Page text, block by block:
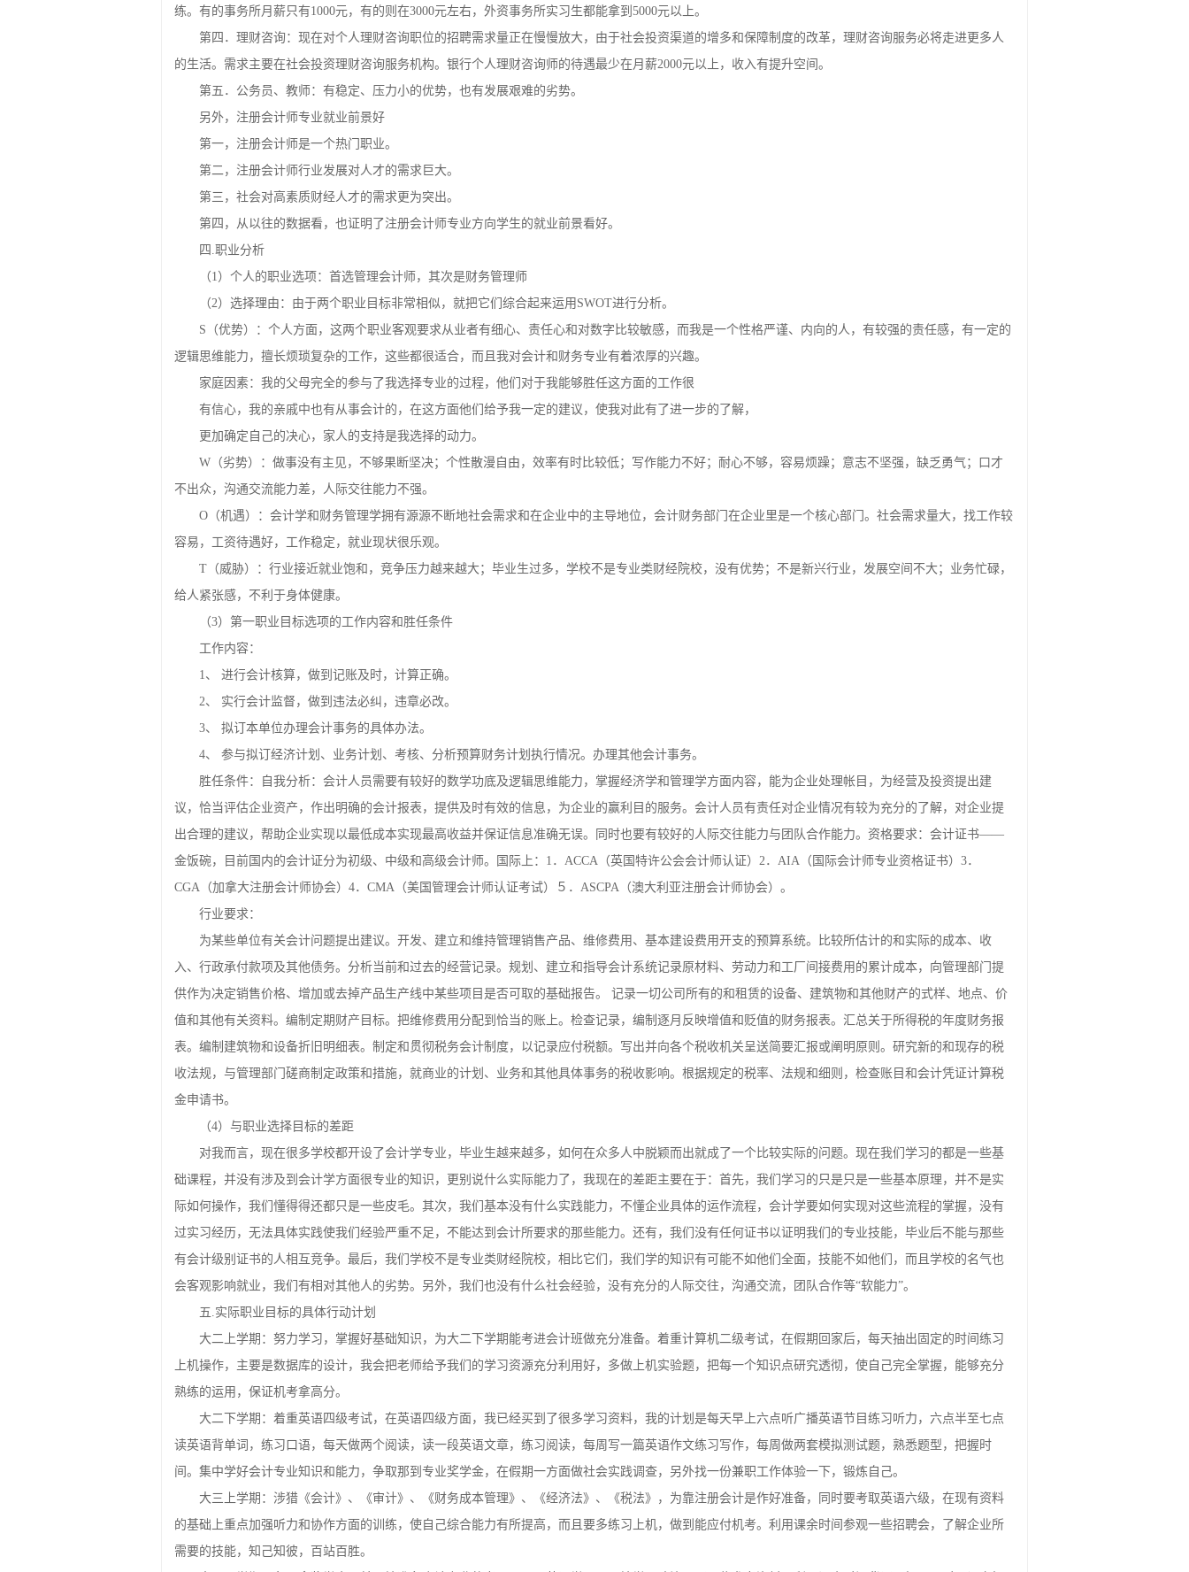
西，对于一个审计项目，必须从头跟到尾，包括和送审单位的沟通等等，能充分锻炼能力，对团队合作以及国际会计准则、专业性、意志等方面能给予磨
练。有的事务所月薪只有1000元，有的则在3000元左右，外资事务所实习生都能拿到5000元以上。
第四．理财咨询：现在对个人理财咨询职位的招聘需求量正在慢慢放大，由于社会投资渠道的增多和保障制度的改革，理财咨询服务必将走进更多人
的生活。需求主要在社会投资理财咨询服务机构。银行个人理财咨询师的待遇最少在月薪2000元以上，收入有提升空间。
第五．公务员、教师：有稳定、压力小的优势，也有发展艰难的劣势。
另外，注册会计师专业就业前景好
第一，注册会计师是一个热门职业。
第二，注册会计师行业发展对人才的需求巨大。
第三，社会对高素质财经人才的需求更为突出。
第四，从以往的数据看，也证明了注册会计师专业方向学生的就业前景看好。
四.职业分析
（1）个人的职业选项：首选管理会计师，其次是财务管理师
（2）选择理由：由于两个职业目标非常相似，就把它们综合起来运用SWOT进行分析。
S（优势）：个人方面，这两个职业客观要求从业者有细心、责任心和对数字比较敏感，而我是一个性格严谨、内向的人，有较强的责任感，有一定的
逻辑思维能力，擅长烦琐复杂的工作，这些都很适合，而且我对会计和财务专业有着浓厚的兴趣。
家庭因素：我的父母完全的参与了我选择专业的过程，他们对于我能够胜任这方面的工作很
有信心，我的亲戚中也有从事会计的，在这方面他们给予我一定的建议，使我对此有了进一步的了解，
更加确定自己的决心，家人的支持是我选择的动力。
W（劣势）：做事没有主见，不够果断坚决；个性散漫自由，效率有时比较低；写作能力不好；耐心不够，容易烦躁；意志不坚强，缺乏勇气；口才
不出众，沟通交流能力差，人际交往能力不强。
O（机遇）：会计学和财务管理学拥有源源不断地社会需求和在企业中的主导地位，会计财务部门在企业里是一个核心部门。社会需求量大，找工作较
容易，工资待遇好，工作稳定，就业现状很乐观。
T（威胁）：行业接近就业饱和，竞争压力越来越大；毕业生过多，学校不是专业类财经院校，没有优势；不是新兴行业，发展空间不大；业务忙碌，
给人紧张感，不利于身体健康。
（3）第一职业目标选项的工作内容和胜任条件
工作内容：
1、 进行会计核算，做到记账及时，计算正确。
2、 实行会计监督，做到违法必纠，违章必改。
3、 拟订本单位办理会计事务的具体办法。
4、 参与拟订经济计划、业务计划、考核、分析预算财务计划执行情况。办理其他会计事务。
胜任条件：自我分析：会计人员需要有较好的数学功底及逻辑思维能力，掌握经济学和管理学方面内容，能为企业处理帐目，为经营及投资提出建
议，恰当评估企业资产，作出明确的会计报表，提供及时有效的信息，为企业的赢利目的服务。会计人员有责任对企业情况有较为充分的了解，对企业提
出合理的建议，帮助企业实现以最低成本实现最高收益并保证信息准确无误。同时也要有较好的人际交往能力与团队合作能力。资格要求：会计证书——
金饭碗，目前国内的会计证分为初级、中级和高级会计师。国际上：1．ACCA（英国特许公会会计师认证）2．AIA（国际会计师专业资格证书）3．
CGA（加拿大注册会计师协会）4．CMA（美国管理会计师认证考试）５．ASCPA（澳大利亚注册会计师协会）。
行业要求：
为某些单位有关会计问题提出建议。开发、建立和维持管理销售产品、维修费用、基本建设费用开支的预算系统。比较所估计的和实际的成本、收
入、行政承付款项及其他债务。分析当前和过去的经营记录。规划、建立和指导会计系统记录原材料、劳动力和工厂间接费用的累计成本，向管理部门提
供作为决定销售价格、增加或去掉产品生产线中某些项目是否可取的基础报告。 记录一切公司所有的和租赁的设备、建筑物和其他财产的式样、地点、价
值和其他有关资料。编制定期财产目标。把维修费用分配到恰当的账上。检查记录，编制逐月反映增值和贬值的财务报表。汇总关于所得税的年度财务报
表。编制建筑物和设备折旧明细表。制定和贯彻税务会计制度，以记录应付税额。写出并向各个税收机关呈送简要汇报或阐明原则。研究新的和现存的税
收法规，与管理部门磋商制定政策和措施，就商业的计划、业务和其他具体事务的税收影响。根据规定的税率、法规和细则，检查账目和会计凭证计算税
金申请书。
（4）与职业选择目标的差距
对我而言，现在很多学校都开设了会计学专业，毕业生越来越多，如何在众多人中脱颖而出就成了一个比较实际的问题。现在我们学习的都是一些基
础课程，并没有涉及到会计学方面很专业的知识，更别说什么实际能力了，我现在的差距主要在于：首先，我们学习的只是只是一些基本原理，并不是实
际如何操作，我们懂得得还都只是一些皮毛。其次，我们基本没有什么实践能力，不懂企业具体的运作流程，会计学要如何实现对这些流程的掌握，没有
过实习经历，无法具体实践使我们经验严重不足，不能达到会计所要求的那些能力。还有，我们没有任何证书以证明我们的专业技能，毕业后不能与那些
有会计级别证书的人相互竞争。最后，我们学校不是专业类财经院校，相比它们，我们学的知识有可能不如他们全面，技能不如他们，而且学校的名气也
会客观影响就业，我们有相对其他人的劣势。另外，我们也没有什么社会经验，没有充分的人际交往，沟通交流，团队合作等“软能力”。
五.实际职业目标的具体行动计划
大二上学期：努力学习，掌握好基础知识，为大二下学期能考进会计班做充分准备。着重计算机二级考试，在假期回家后，每天抽出固定的时间练习
上机操作，主要是数据库的设计，我会把老师给予我们的学习资源充分利用好，多做上机实验题，把每一个知识点研究透彻，使自己完全掌握，能够充分
熟练的运用，保证机考拿高分。
大二下学期：着重英语四级考试，在英语四级方面，我已经买到了很多学习资料，我的计划是每天早上六点听广播英语节目练习听力，六点半至七点
读英语背单词，练习口语，每天做两个阅读，读一段英语文章，练习阅读，每周写一篇英语作文练习写作，每周做两套模拟测试题，熟悉题型，把握时
间。集中学好会计专业知识和能力，争取那到专业奖学金，在假期一方面做社会实践调查，另外找一份兼职工作体验一下，锻炼自己。
大三上学期：涉猎《会计》、《审计》、《财务成本管理》、《经济法》、《税法》，为靠注册会计是作好准备，同时要考取英语六级，在现有资料
的基础上重点加强听力和协作方面的训练，使自己综合能力有所提高，而且要多练习上机，做到能应付机考。利用课余时间参观一些招聘会，了解企业所